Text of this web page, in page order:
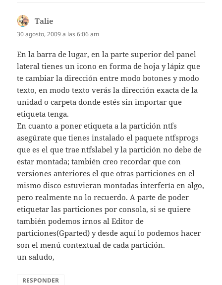
Talie
30 agosto, 2009 a las 6:06 am
En la barra de lugar, en la parte superior del panel
lateral tienes un icono en forma de hoja y lápiz que
te cambiar la dirección entre modo botones y modo
texto, en modo texto verás la dirección exacta de la
unidad o carpeta donde estés sin importar que
etiqueta tenga.
En cuanto a poner etiqueta a la partición ntfs
asegúrate que tienes instalado el paquete ntfsprogs
que es el que trae ntfslabel y la partición no debe de
estar montada; también creo recordar que con
versiones anteriores el que otras particiones en el
mismo disco estuvieran montadas interfería en algo,
pero realmente no lo recuerdo. A parte de poder
etiquetar las particiones por consola, si se quiere
también podemos irnos al Editor de
particiones(Gparted) y desde aquí lo podemos hacer
son el menú contextual de cada partición.
un saludo,
RESPONDER